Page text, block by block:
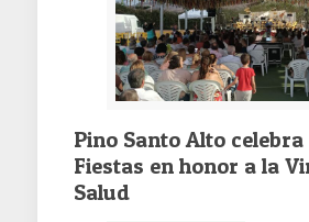
Pino Santo Alto celebra
Fiestas en honor a la
Salud